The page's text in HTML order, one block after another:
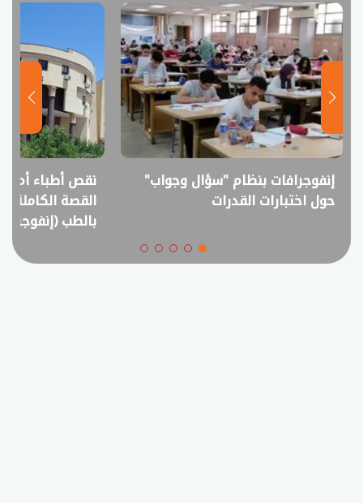
إنفوجرافات بنظام "سؤال وجواب"
حول اختبارات القدرات
نقص أطباء أم
القصة الكاملة
بالطب